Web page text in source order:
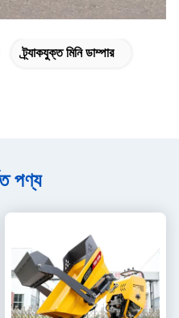
ট্র্যাকযুক্ত মিনি ডাম্পার
পণ্য